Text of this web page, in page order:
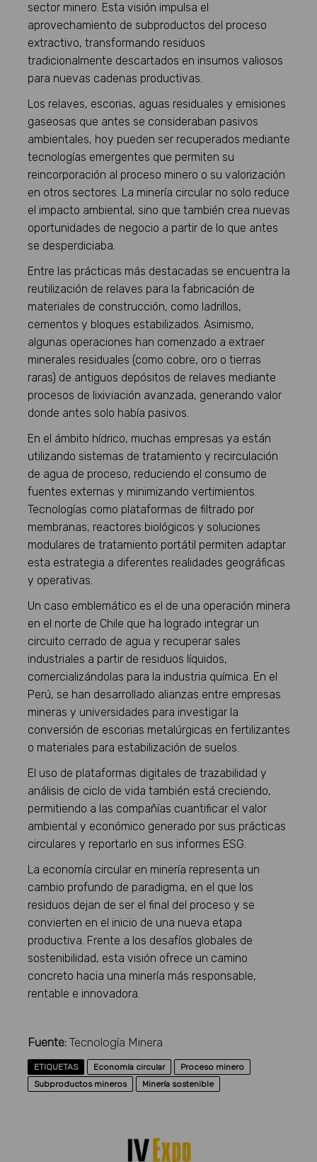
sector minero. Esta visión impulsa el
aprovechamiento de subproductos del proceso
extractivo, transformando residuos
tradicionalmente descartados en insumos valiosos
para nuevas cadenas productivas.
Los relaves, escorias, aguas residuales y emisiones
gaseosas que antes se consideraban pasivos
ambientales, hoy pueden ser recuperados mediante
tecnologías emergentes que permiten su
reincorporación al proceso minero o su valorización
en otros sectores. La minería circular no solo reduce
el impacto ambiental, sino que también crea nuevas
oportunidades de negocio a partir de lo que antes
se desperdiciaba.
Entre las prácticas más destacadas se encuentra la
reutilización de relaves para la fabricación de
materiales de construcción, como ladrillos,
cementos y bloques estabilizados. Asimismo,
algunas operaciones han comenzado a extraer
minerales residuales (como cobre, oro o tierras
raras) de antiguos depósitos de relaves mediante
procesos de lixiviación avanzada, generando valor
donde antes solo había pasivos.
En el ámbito hídrico, muchas empresas ya están
utilizando sistemas de tratamiento y recirculación
de agua de proceso, reduciendo el consumo de
fuentes externas y minimizando vertimientos.
Tecnologías como plataformas de filtrado por
membranas, reactores biológicos y soluciones
modulares de tratamiento portátil permiten adaptar
esta estrategia a diferentes realidades geográficas
y operativas.
Un caso emblemático es el de una operación minera
en el norte de Chile que ha logrado integrar un
circuito cerrado de agua y recuperar sales
industriales a partir de residuos líquidos,
comercializándolas para la industria química. En el
Perú, se han desarrollado alianzas entre empresas
mineras y universidades para investigar la
conversión de escorias metalúrgicas en fertilizantes
o materiales para estabilización de suelos.
El uso de plataformas digitales de trazabilidad y
análisis de ciclo de vida también está creciendo,
permitiendo a las compañías cuantificar el valor
ambiental y económico generado por sus prácticas
circulares y reportarlo en sus informes ESG.
La economía circular en minería representa un
cambio profundo de paradigma, en el que los
residuos dejan de ser el final del proceso y se
convierten en el inicio de una nueva etapa
productiva. Frente a los desafíos globales de
sostenibilidad, esta visión ofrece un camino
concreto hacia una minería más responsable,
rentable e innovadora.
Fuente: Tecnología Minera
ETIQUETAS Economía circular
Proceso minero
Subproductos mineros
Minería sostenible